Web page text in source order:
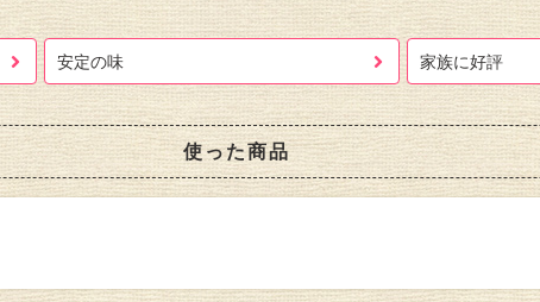
安定の味 家族に好評
使った商品